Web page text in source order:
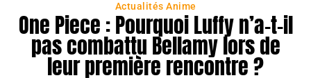
Actualités Anime
One Piece : Pourquoi Luffy n’a-t-il
pas combattu Bellamy lors de
leur première rencontre ?